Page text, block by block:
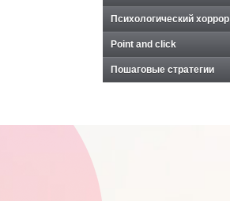
Психологический хоррор
Point and click
Пошаговые стратегии